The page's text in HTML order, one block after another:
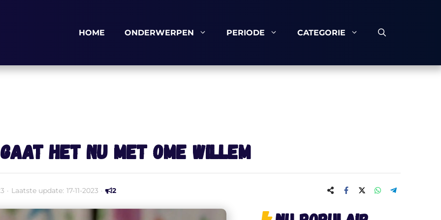
HOME ONDERWERPEN PERIODE CATEGORIE
het nu met Ome Willem
· Laatste update: 17-11-2023 · 2